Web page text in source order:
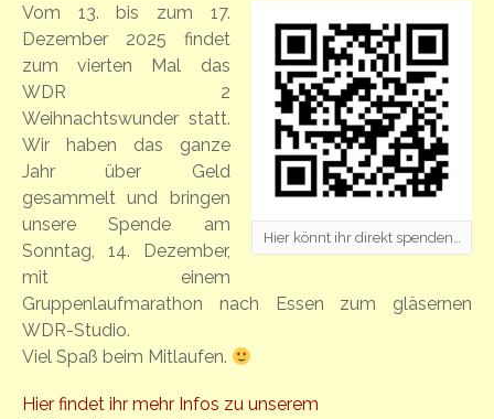
Hier könnt ihr direkt spenden…
Vom 13. bis zum 17.
Dezember 2025 findet
zum vierten Mal das
WDR 2
Weihnachtswunder statt.
Wir haben das ganze
Jahr über Geld
gesammelt und bringen
unsere Spende am
Sonntag, 14. Dezember,
mit einem
Gruppenlaufmarathon nach Essen zum gläsernen
WDR-Studio.
Viel Spaß beim Mitlaufen.
Hier findet ihr mehr Infos zu unserem